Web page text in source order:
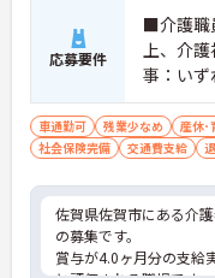
応募要件
■介護職
上、介
事：いず
車通勤可 残業少なめ 産休･
社会保険完備
交通費支給
佐賀県佐賀市にある介
の募集です。
賞与が4.0ヶ月分の支給